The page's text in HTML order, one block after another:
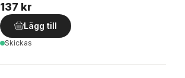
137 kr
Lägg till
Skickas